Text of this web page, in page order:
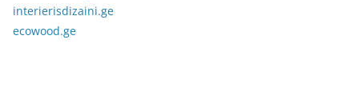
interierisdizaini.ge
ecowood.ge